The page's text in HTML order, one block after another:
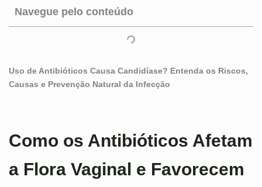
Navegue pelo conteúdo
Uso de Antibióticos Causa Candidíase? Entenda os Riscos,
Causas e Prevenção Natural da Infecção
Como os Antibióticos Afetam
a Flora Vaginal e Favorecem